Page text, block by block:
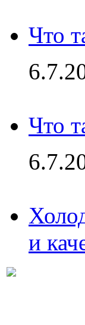
Что
Что
и